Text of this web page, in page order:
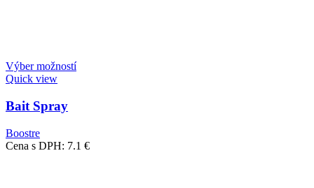
Výber možností
Quick view
Bait Spray
Boostre
Cena s DPH: 7.1 €